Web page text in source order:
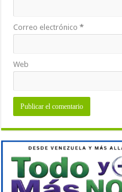
Correo electrónico*
Web